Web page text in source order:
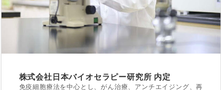
株式会社日本バイオセラピー研究所 内定
免疫細胞療法を中心とし、がん治療、アンチエイジング、再